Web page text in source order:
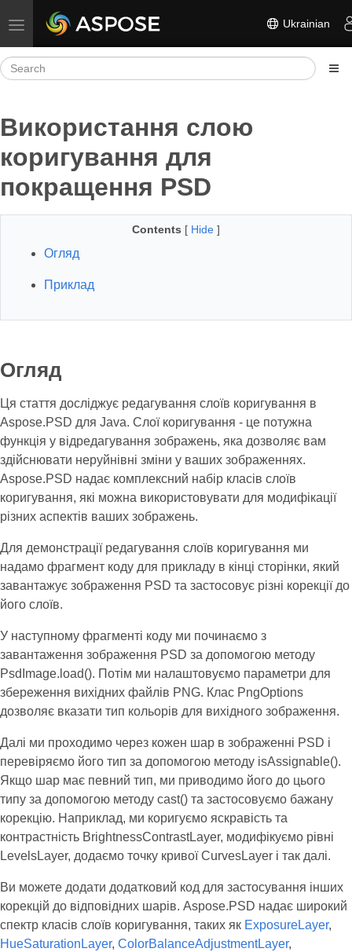
Toggle navigation Ukrainian
Використання слою
коригування для
покращення PSD
Contents [ Hide ]
Огляд
Приклад
Огляд
Ця стаття досліджує редагування слоїв коригування в
Aspose.PSD для Java. Слої коригування - це потужна
функція у відредагування зображень, яка дозволяє вам
здійснювати неруйнівні зміни у ваших зображеннях.
Aspose.PSD надає комплексний набір класів слоїв
коригування, які можна використовувати для модифікації
різних аспектів ваших зображень.
Для демонстрації редагування слоїв коригування ми
надамо фрагмент коду для прикладу в кінці сторінки, який
завантажує зображення PSD та застосовує різні корекції до
його слоїв.
У наступному фрагменті коду ми починаємо з
завантаження зображення PSD за допомогою методу
PsdImage.load(). Потім ми налаштовуємо параметри для
збереження вихідних файлів PNG. Клас PngOptions
дозволяє вказати тип кольорів для вихідного зображення.
Далі ми проходимо через кожен шар в зображенні PSD і
перевіряємо його тип за допомогою методу isAssignable().
Якщо шар має певний тип, ми приводимо його до цього
типу за допомогою методу cast() та застосовуємо бажану
корекцію. Наприклад, ми коригуємо яскравість та
контрастність BrightnessContrastLayer, модифікуємо рівні
LevelsLayer, додаємо точку кривої CurvesLayer і так далі.
Ви можете додати додатковий код для застосування інших
корекцій до відповідних шарів. Aspose.PSD надає широкий
спектр класів слоїв коригування, таких як ExposureLayer,
HueSaturationLayer, ColorBalanceAdjustmentLayer,